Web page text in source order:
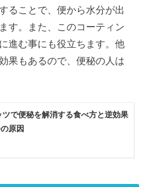
ることで、便から水分が出
す。また、このコーティン
進む事にも役立ちます。他
果もあるので、便秘の人は
ツで便秘を解消する食べ方と逆効果
原因